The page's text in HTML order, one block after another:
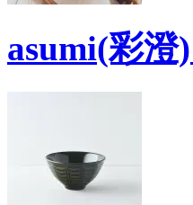
asumi(彩